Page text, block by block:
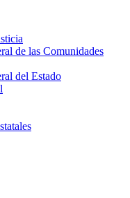
de las Comunidades
del Estado